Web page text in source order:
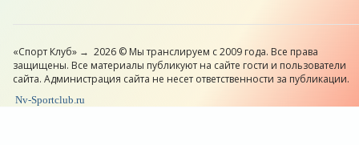
«Спорт Клуб» → 2026 © Мы транслируем с 2009 года. Все права
защищены. Все материалы публикуют на сайте гости и пользователи
сайта. Администрация сайта не несет ответственности за публикации.
Nv-Sportclub.ru